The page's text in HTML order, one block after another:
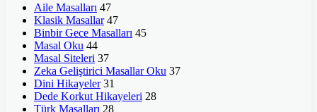
Aile Masalları 47
Klasik Masallar 47
Binbir Gece Masalları 45
Masal Oku 44
Masal Siteleri 37
Zeka Geliştirici Masallar Oku 37
Dini Hikayeler 31
Dede Korkut Hikayeleri 28
Türk Masalları 28